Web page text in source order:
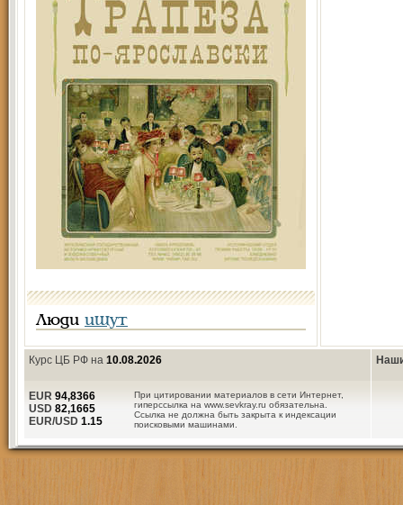
Люди ищут
Курс ЦБ РФ на 10.08.2026
При цитировании материалов в сети Интернет,
гиперссылка на www.sevkray.ru обязательна.
Ссылка не должна быть закрыта к индексации
поисковыми машинами.
EUR 94,8366
USD 82,1665
EUR/USD 1.15